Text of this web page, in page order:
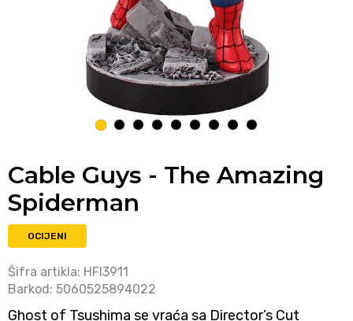
1 2 3 4 5 6 7 8 9
Cable Guys - The Amazing
Spiderman
OCIJENI
Šifra artikla: HFI3911
Barkod: 5060525894022
Ghost of Tsushima se vraća sa Director’s Cut